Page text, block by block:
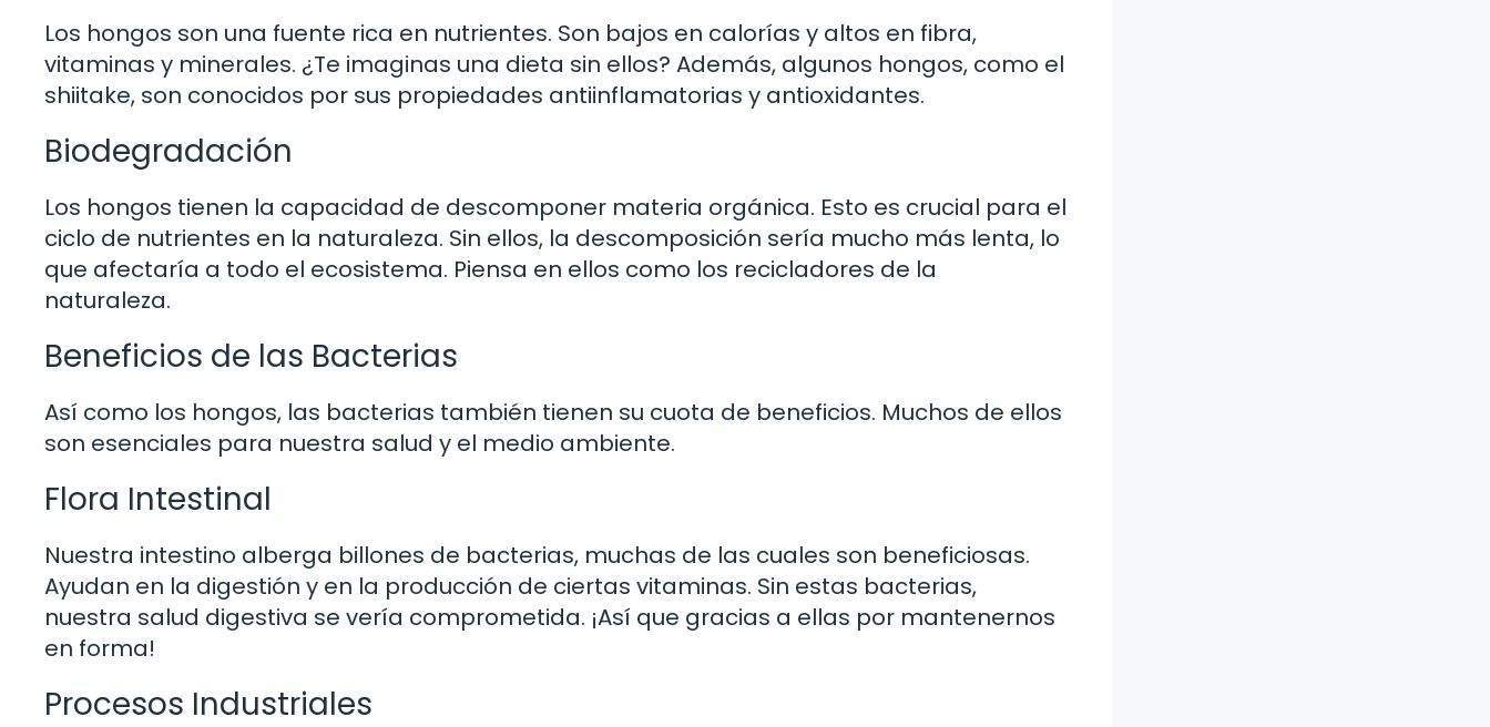
Los hongos son una fuente rica en nutrientes. Son bajos en calorías y altos en fibra,
vitaminas y minerales. ¿Te imaginas una dieta sin ellos? Además, algunos hongos, como el
shiitake, son conocidos por sus propiedades antiinflamatorias y antioxidantes.
Biodegradación
Los hongos tienen la capacidad de descomponer materia orgánica. Esto es crucial para el
ciclo de nutrientes en la naturaleza. Sin ellos, la descomposición sería mucho más lenta, lo
que afectaría a todo el ecosistema. Piensa en ellos como los recicladores de la
naturaleza.
Beneficios de las Bacterias
Así como los hongos, las bacterias también tienen su cuota de beneficios. Muchos de ellos
son esenciales para nuestra salud y el medio ambiente.
Flora Intestinal
Nuestra intestino alberga billones de bacterias, muchas de las cuales son beneficiosas.
Ayudan en la digestión y en la producción de ciertas vitaminas. Sin estas bacterias,
nuestra salud digestiva se vería comprometida. ¡Así que gracias a ellas por mantenernos
en forma!
Procesos Industriales